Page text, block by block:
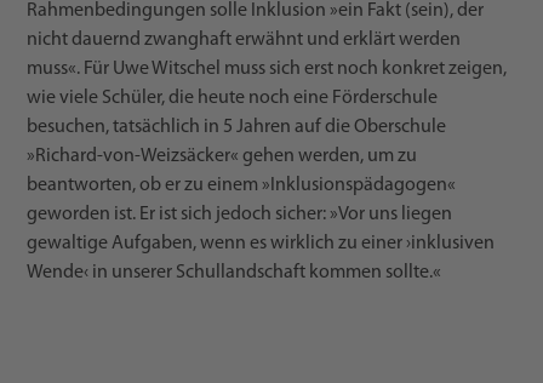
Rahmenbedingungen solle Inklusion »ein Fakt (sein), der
nicht dauernd zwanghaft erwähnt und erklärt werden
muss«. Für Uwe Witschel muss sich erst noch konkret zeigen,
wie viele Schüler, die heute noch eine Förderschule
besuchen, tatsächlich in 5 Jahren auf die Oberschule
»Richard-von-Weizsäcker« gehen werden, um zu
beantworten, ob er zu einem »Inklusionspädagogen«
geworden ist. Er ist sich jedoch sicher: »Vor uns liegen
gewaltige Aufgaben, wenn es wirklich zu einer ›inklusiven
Wende‹ in unserer Schullandschaft kommen sollte.«